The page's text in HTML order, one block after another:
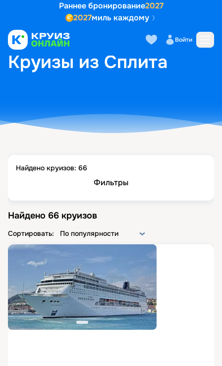
Раннее бронирование2027
2027миль каждому
Войти
ГЛАВНАЯ • ПОПУЛЯРНЫЕ НАПРАВЛЕНИЯ КРУИЗЫ ИЗ СПЛИТА
Круизы из Сплита
Найдено круизов: 66
Фильтры
Найдено 66 круизов
Сортировать: По популярности